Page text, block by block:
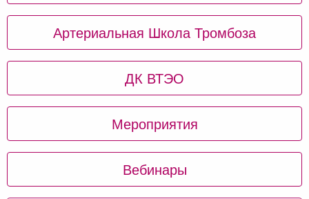
Артериальная Школа Тромбоза
ДК ВТЭО
Мероприятия
Вебинары